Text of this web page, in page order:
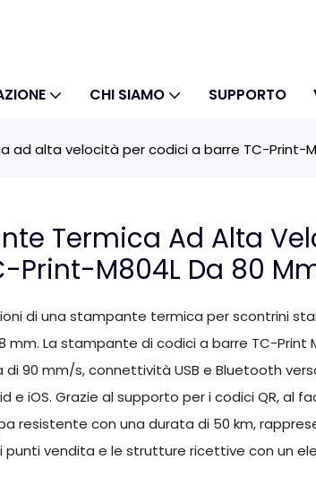
CHI SIAMO SUPPORTO
ad alta velocità per codici a barre TC-Print-
Termica Ad Alta
Print-M804L Da 80
di una stampante termica per scontrini
La stampante di codici a barre TC-Print
90 mm/s, connettività USB e Bluetooth
e iOS. Grazie al supporto per i codici QR, al
resistente con una durata di 50 km,
punti vendita e le strutture ricettive con un